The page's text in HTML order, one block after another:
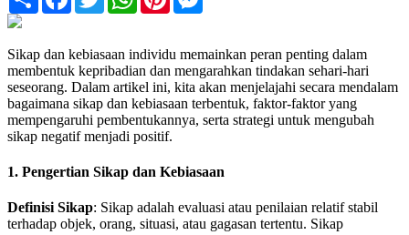
Sikap dan kebiasaan individu memainkan peran penting dalam
membentuk kepribadian dan mengarahkan tindakan sehari-hari
seseorang. Dalam artikel ini, kita akan menjelajahi secara mendalam
bagaimana sikap dan kebiasaan terbentuk, faktor-faktor yang
mempengaruhi pembentukannya, serta strategi untuk mengubah
sikap negatif menjadi positif.
1. Pengertian Sikap dan Kebiasaan
Definisi Sikap: Sikap adalah evaluasi atau penilaian relatif stabil
terhadap objek, orang, situasi, atau gagasan tertentu. Sikap